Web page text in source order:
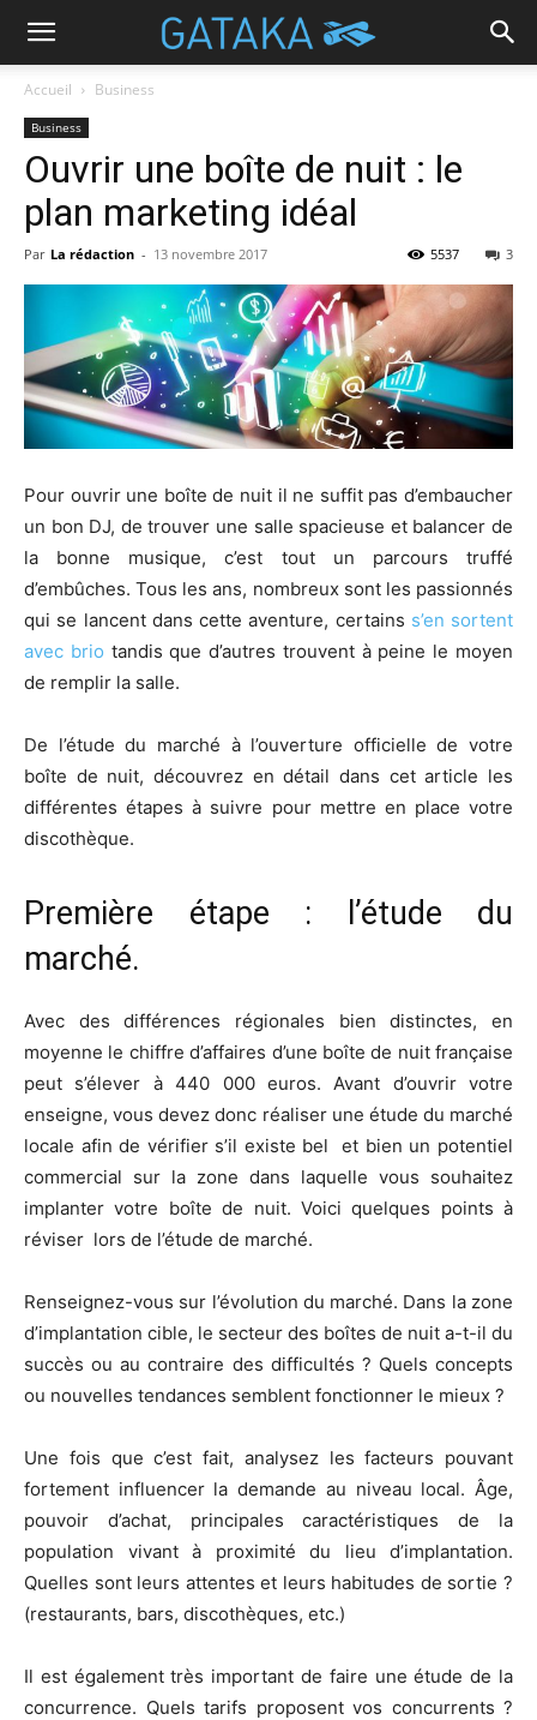
Accueil Business
Business
Ouvrir une boîte de nuit : le
plan marketing idéal
Par La rédaction - 13 novembre 2017 3
5537
Pour ouvrir une boîte de nuit il ne suffit pas d’embaucher
un bon DJ, de trouver une salle spacieuse et balancer de
la bonne musique, c’est tout un parcours truffé
d’embûches. Tous les ans, nombreux sont les passionnés
qui se lancent dans cette aventure, certains s’en sortent
avec brio tandis que d’autres trouvent à peine le moyen
de remplir la salle.
De l’étude du marché à l’ouverture officielle de votre
boîte de nuit, découvrez en détail dans cet article les
différentes étapes à suivre pour mettre en place votre
discothèque.
Première étape : l’étude du
marché.
Avec des différences régionales bien distinctes, en
moyenne le chiffre d’affaires d’une boîte de nuit française
peut s’élever à 440 000 euros. Avant d’ouvrir votre
enseigne, vous devez donc réaliser une étude du marché
locale afin de vérifier s’il existe bel
et bien un potentiel
commercial sur la zone dans laquelle vous souhaitez
implanter votre boîte de nuit. Voici quelques points à
réviser lors de l’étude de marché.
Renseignez-vous sur l’évolution du marché. Dans la zone
d’implantation cible, le secteur des boîtes de nuit a-t-il du
succès ou au contraire des difficultés ? Quels concepts
ou nouvelles tendances semblent fonctionner le mieux ?
Une fois que c’est fait, analysez les facteurs pouvant
fortement influencer la demande au niveau local. Âge,
pouvoir d’achat, principales caractéristiques de la
population vivant à proximité du lieu d’implantation.
Quelles sont leurs attentes et leurs habitudes de sortie ?
(restaurants, bars, discothèques, etc.)
Il est également très important de faire une étude de la
concurrence. Quels tarifs proposent vos concurrents ?